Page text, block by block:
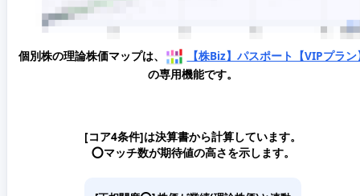
個別株の理論株価マップは、
【株Biz】パスポート【VIPプラン
の専用機能です。
[コア4条件]は決算書から計算しています。
⭕️マッチ数が期待値の高さを示します。